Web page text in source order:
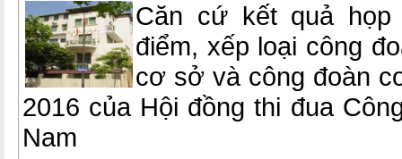
Căn cứ kết quả họp
điểm, xếp loại công
cơ sở và công đoàn
2016 của Hội đồng thi đua
Nam